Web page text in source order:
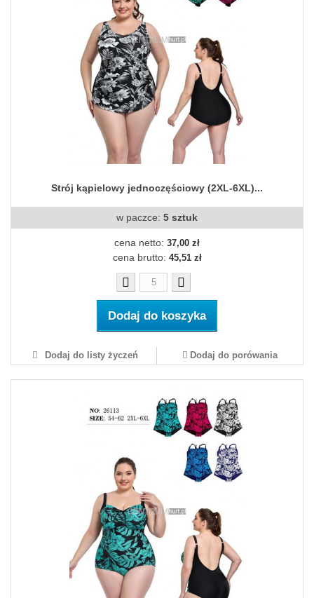
Strój kąpielowy jednoczęściowy (2XL-6XL)...
w paczce: 5 sztuk
cena netto: 37,00 zł
cena brutto: 45,51 zł
Dodaj do koszyka
Dodaj do listy życzeń Dodaj do porówania